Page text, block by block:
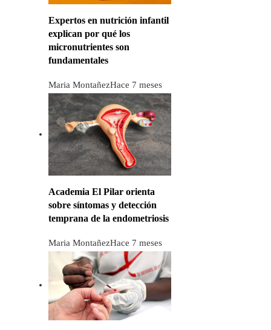
Expertos en nutrición infantil
explican por qué los
micronutrientes son
fundamentales
Maria MontañezHace 7 meses
Academia El Pilar orienta
sobre síntomas y detección
temprana de la endometriosis
Maria MontañezHace 7 meses